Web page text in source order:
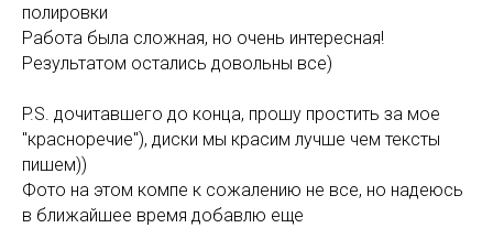
полировки
Работа была сложная, но очень интересная!
Результатом остались довольны все)
P.S. дочитавшего до конца, прошу простить за мое
"красноречие"), диски мы красим лучше чем тексты
пишем))
Фото на этом компе к сожалению не все, но надеюсь
в ближайшее время добавлю еще